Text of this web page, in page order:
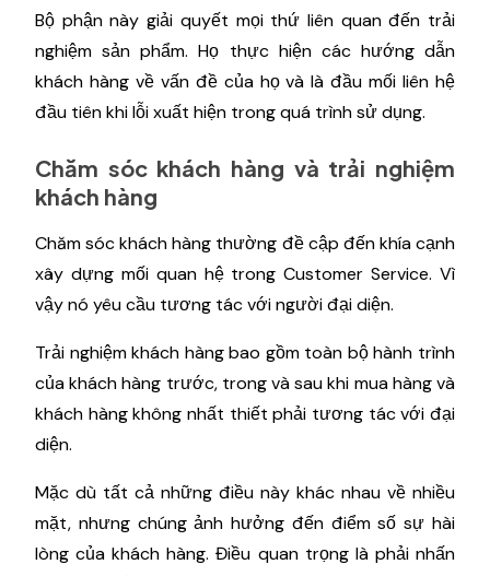
Bộ phận này giải quyết mọi thứ liên quan đến trải
nghiệm sản phẩm. Họ thực hiện các hướng dẫn
khách hàng về vấn đề của họ và là đầu mối liên hệ
đầu tiên khi lỗi xuất hiện trong quá trình sử dụng.
Chăm sóc khách hàng và trải nghiệm
khách hàng
Chăm sóc khách hàng thường đề cập đến khía cạnh
xây dựng mối quan hệ trong Customer Service. Vì
vậy nó yêu cầu tương tác với người đại diện.
Trải nghiệm khách hàng bao gồm toàn bộ hành trình
của khách hàng trước, trong và sau khi mua hàng và
khách hàng không nhất thiết phải tương tác với đại
diện.
Mặc dù tất cả những điều này khác nhau về nhiều
mặt, nhưng chúng ảnh hưởng đến điểm số sự hài
lòng của khách hàng. Điều quan trọng là phải nhấn